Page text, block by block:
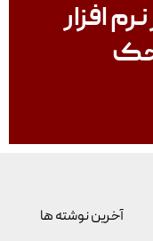
افزار
آخرین نوشته ها